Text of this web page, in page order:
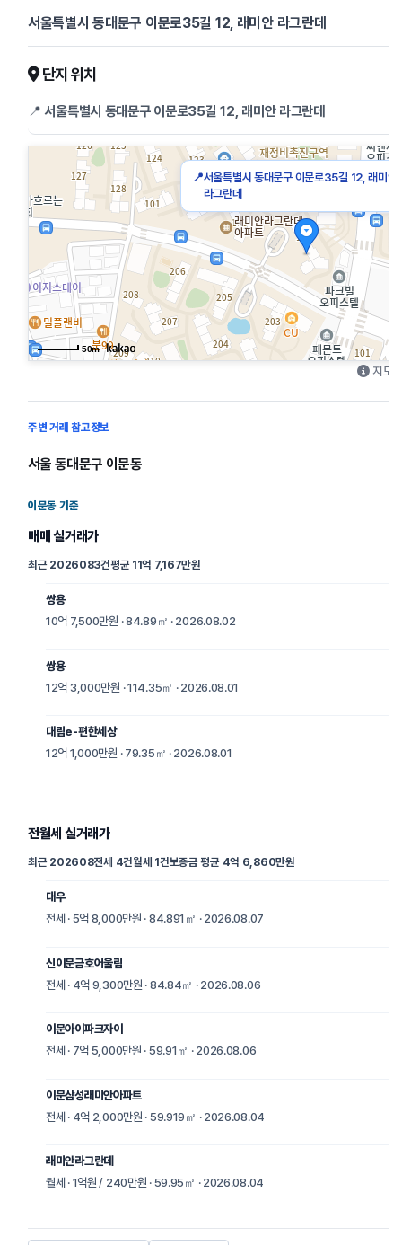
서울특별시 동대문구 이문로35길 12, 래미안 라그란데
단지 위치
📍서울특별시 동대문구 이문로35길 12, 래미안 라그란데
📍서울특별시 동대문구 이문로35길 12, 래미안
라그란데
50m
지도
주변 거래 참고정보
서울 동대문구 이문동
이문동 기준
매매 실거래가
최근 2026083건평균 11억 7,167만원
쌍용
10억 7,500만원 · 84.89㎡ · 2026.08.02
쌍용
12억 3,000만원 · 114.35㎡ · 2026.08.01
대림e-편한세상
12억 1,000만원 · 79.35㎡ · 2026.08.01
전월세 실거래가
최근 202608전세 4건월세 1건보증금 평균 4억 6,860만원
대우
전세 · 5억 8,000만원 · 84.891㎡ · 2026.08.07
신이문금호어울림
전세 · 4억 9,300만원 · 84.84㎡ · 2026.08.06
이문아이파크자이
전세 · 7억 5,000만원 · 59.91㎡ · 2026.08.06
이문삼성래미안아파트
전세 · 4억 2,000만원 · 59.919㎡ · 2026.08.04
래미안라그란데
월세 · 1억원 / 240만원 · 59.95㎡ · 2026.08.04